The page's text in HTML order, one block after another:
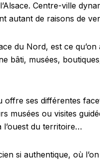
Centre-ville
autant de raisons de
du Nord, est ce
bâti, musées,
ses différentes
musées ou visites
l’ouest du territoire…
si authentique, où